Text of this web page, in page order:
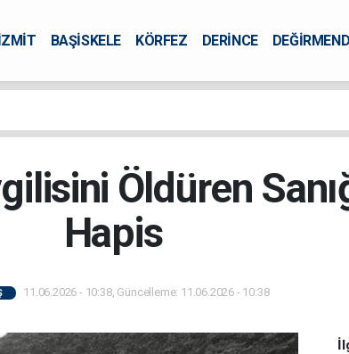
BAŞİSKELE KÖRFEZ DERİNCE
Öldüren
Hapis
11.06.2026 - 10:38, Güncelleme: 11.06.2026 - 10:38